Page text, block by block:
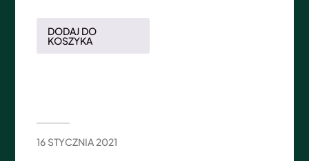
DODAJ DO
KOSZYKA
16 STYCZNIA 2021